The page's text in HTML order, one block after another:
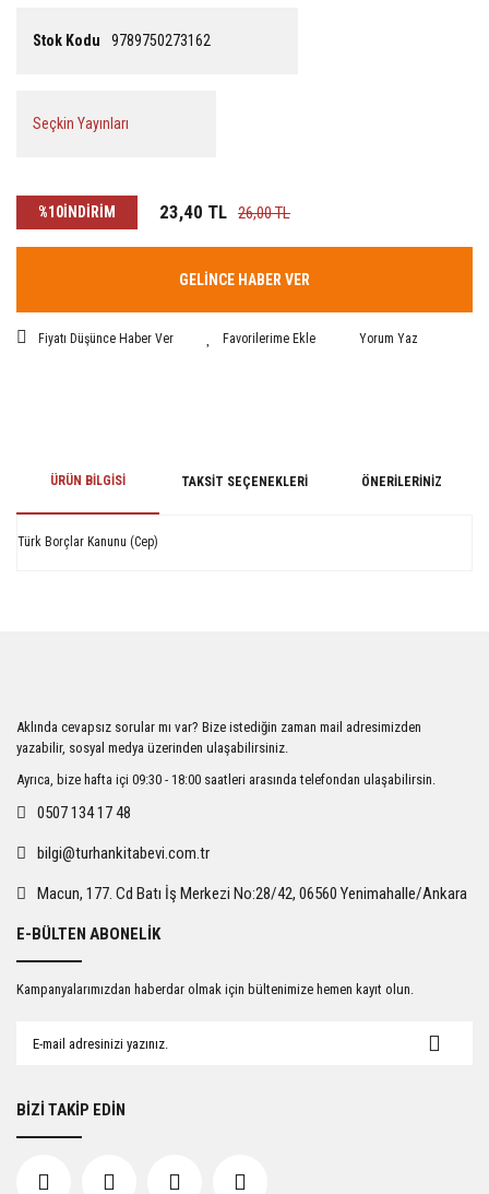
Stok Kodu 9789750273162
Seçkin Yayınları
%10İNDİRİM 23,40 TL 26,00 TL
GELİNCE HABER VER
Fiyatı Düşünce Haber Ver Yorum Yaz
ÜRÜN BILGISI TAKSIT SEÇENEKLERI ÖNERILERINIZ
Türk Borçlar Kanunu (Cep)
Ürün açıklamasında eksik bilgiler bulunuyor.
Ürün bilgilerinde hatalar bulunuyor.
Ürün fiyatı diğer sitelerden daha pahalı.
Gönder
Aklında cevapsız sorular mı var? Bize istediğin zaman mail adresimizden
yazabilir, sosyal medya üzerinden ulaşabilirsiniz.
Ayrıca, bize hafta içi 09:30 - 18:00 saatleri arasında telefondan ulaşabilirsin.
0507 134 17 48
bilgi@turhankitabevi.com.tr
Macun, 177. Cd Batı İş Merkezi No:28/42, 06560 Yenimahalle/Ankara
E-BÜLTEN ABONELİK
Kampanyalarımızdan haberdar olmak için bültenimize hemen kayıt olun.
BİZİ TAKİP EDİN